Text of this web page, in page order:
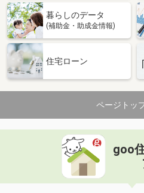
暮らしのデータ
(補助金・助成金情報)
住宅ローン
ページトッ
goo